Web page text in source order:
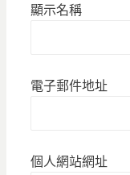
顯示名稱
電子郵件地址
個人網站網址